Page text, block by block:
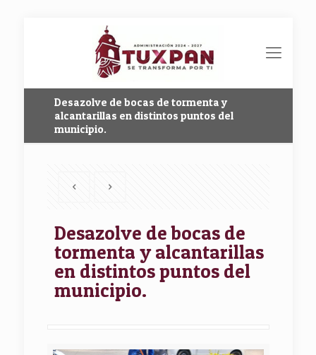
Desazolve de bocas de tormenta y
alcantarillas en distintos puntos del
municipio.
Desazolve de bocas de
tormenta y alcantarillas
en distintos puntos del
municipio.